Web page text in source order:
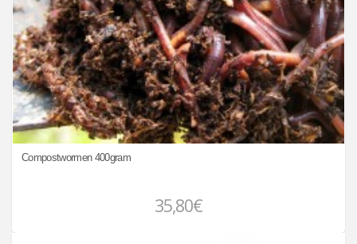
Compostwormen 400gram
35,80€